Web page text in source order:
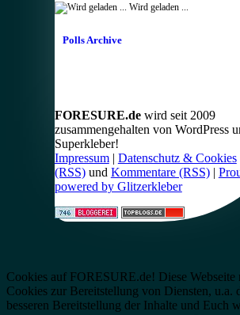
Wird geladen ...
Polls Archive
FORESURE.dewird seit 2009
zusammengehalten von WordPress
Superkleber!
Impressum| Datenschutz & Cookies
(RSS)und Kommentare (RSS)|
powered by Glitzerkleber
Cookies auf FORESURE.de! Diese Webseite
Cookies zur Bereitstellung von Diensten, u.a.
besseren Bereitstellung der Inhalte und Euch